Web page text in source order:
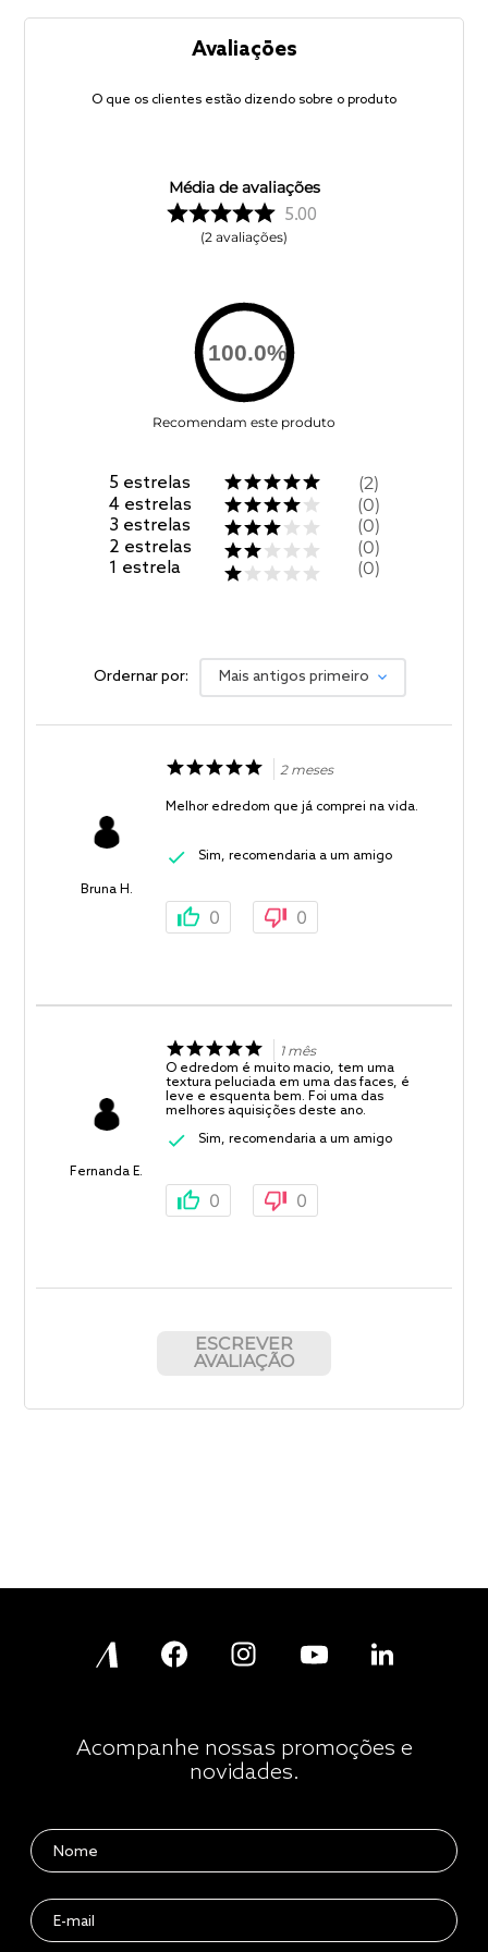
Avaliações
O que os clientes estão dizendo sobre o produto
Média de avaliações
5.00
2 avaliações
100.0%
Recomendam este produto
5 estrelas
4 estrelas
3 estrelas
2 estrelas
1 estrela
2
0
0
0
0
Ordernar por: Mais antigos primeiro
Bruna H.
2 meses
Melhor edredom que já comprei na vida.
Sim, recomendaria a um amigo
0 0
Fernanda E.
1 mês
O edredom é muito macio, tem uma
textura peluciada em uma das faces, é
leve e esquenta bem. Foi uma das
melhores aquisições deste ano.
Sim, recomendaria a um amigo
0 0
ESCREVER
AVALIAÇÃO
Acompanhe nossas promoções e
novidades.